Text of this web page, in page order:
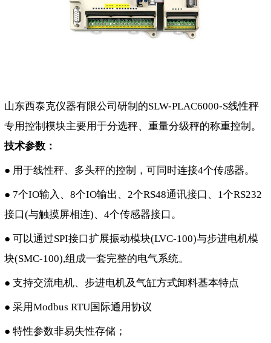
山东西泰克仪器有限公司研制的SLW-PLAC6000-S线性秤
专用控制模块主要用于分选秤、重量分级秤的称重控制。
技术参数：
● 用于线性秤、多头秤的控制，可同时连接4个传感器。
● 7个IO输入、8个IO输出、2个RS48通讯接口、1个RS232
接口(与触摸屏相连)、4个传感器接口。
● 可以通过SPI接口扩展振动模块(LVC-100)与步进电机模
块(SMC-100),组成一套完整的电气系统。
● 支持交流电机、步进电机及气缸方式卸料基本特点
● 采用Modbus RTU国际通用协议
● 特性参数非易失性存储；